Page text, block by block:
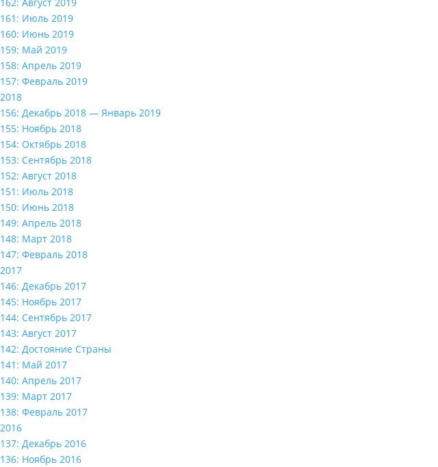
161: Июль 2019
160: Июнь 2019
159: Май 2019
158: Апрель 2019
157: Февраль 2019
2018
156: Декабрь 2018 — Январь 2019
155: Ноябрь 2018
154: Октябрь 2018
153: Сентябрь 2018
152: Август 2018
151: Июль 2018
150: Июнь 2018
149: Апрель 2018
148: Март 2018
147: Февраль 2018
2017
146: Декабрь 2017
145: Ноябрь 2017
144: Сентябрь 2017
143: Август 2017
142: Достояние Страны
141: Май 2017
140: Апрель 2017
139: Март 2017
138: Февраль 2017
2016
137: Декабрь 2016
136: Ноябрь 2016